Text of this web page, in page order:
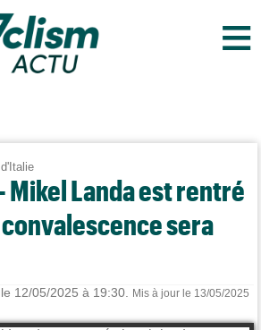
≡
Mikel Landa est rentré
convalescence sera
le 12/05/2025 à 19:30.
Mis à jour le 13/05/2025